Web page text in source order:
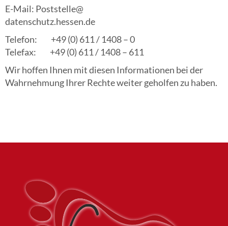
E-Mail: Poststelle@
datenschutz.hessen.de
Telefon: +49 (0) 611 / 1408 – 0
Telefax: +49 (0) 611 / 1408 – 611
Wir hoffen Ihnen mit diesen Informationen bei der
Wahrnehmung Ihrer Rechte weiter geholfen zu haben.